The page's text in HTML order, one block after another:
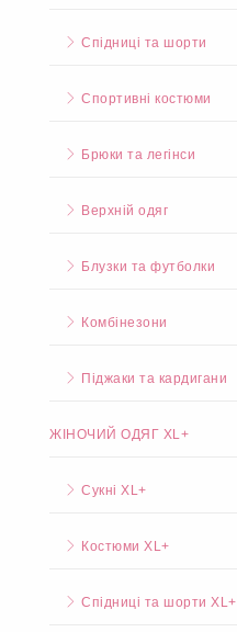
Спідниці та шорти
Спортивні костюми
Брюки та легінси
Верхній одяг
Блузки та футболки
Комбінезони
Піджаки та кардигани
ЖІНОЧИЙ ОДЯГ XL+
Сукні XL+
Костюми XL+
Спідниці та шорти XL+